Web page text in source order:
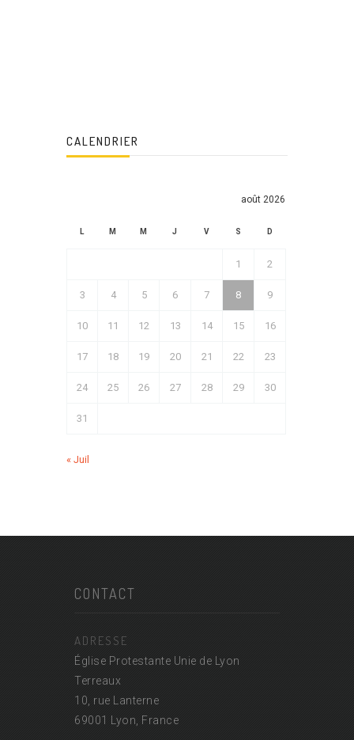
CALENDRIER
août 2026
L M M J V S D
1 2
3 4 5 6 7 8 9
10 11 12 13 14 15 16
17 18 19 20 21 22 23
24 25 26 27 28 29 30
31
« Juil
CONTACT
ADRESSE
Église Protestante Unie de Lyon
Terreaux
10, rue Lanterne
69001 Lyon, France